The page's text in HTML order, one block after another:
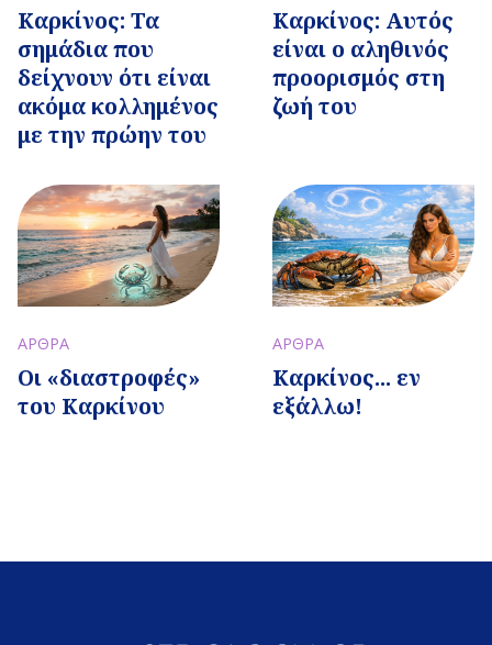
Καρκίνος: Τα
σημάδια που
δείχνουν ότι είναι
ακόμα κολλημένος
με την πρώην του
Καρκίνος: Αυτός
είναι ο αληθινός
προορισμός στη
ζωή του
ΑΡΘΡΑ
Οι «διαστροφές»
του Καρκίνου
ΑΡΘΡΑ
Καρκίνος... εν
εξάλλω!